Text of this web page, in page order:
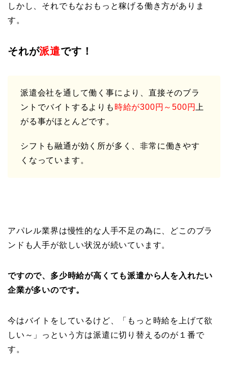
しかし、それでもなおもっと稼げる働き方がありま
す。
それが派遣です！
派遣会社を通して働く事により、直接そのブラ
ントでバイトするよりも 時給が300円～500円
上
がる事がほとんどです。
シフトも融通が効く所が多く、非常に働きやす
くなっています。
アパレル業界は慢性的な人手不足の為に、どこのブラ
ンドも人手が欲しい状況が続いています。
ですので、多少時給が高くても派遣から人を入れたい
企業が多いのです。
今はバイトをしているけど、「もっと時給を上げて欲
しい～」っという方は派遣に切り替えるのが１番で
す。